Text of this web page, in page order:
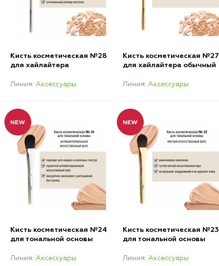
Кисть косметическая №28
для хайлайтера
Линия Аксессуары
Кисть косметическая №27
для хайлайтера обычный
Линия Аксессуары
Кисть косметическая №24
для тональной основы
Линия Аксессуары
Кисть косметическая №23
для тональной основы
Линия Аксессуары